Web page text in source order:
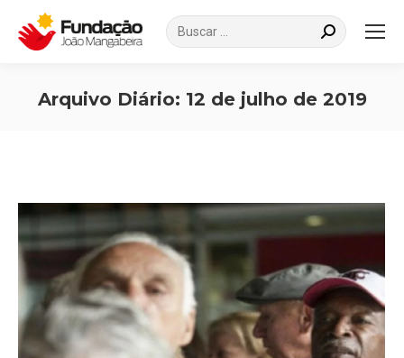
Search:
Arquivo Diário: 12 de julho de 2019